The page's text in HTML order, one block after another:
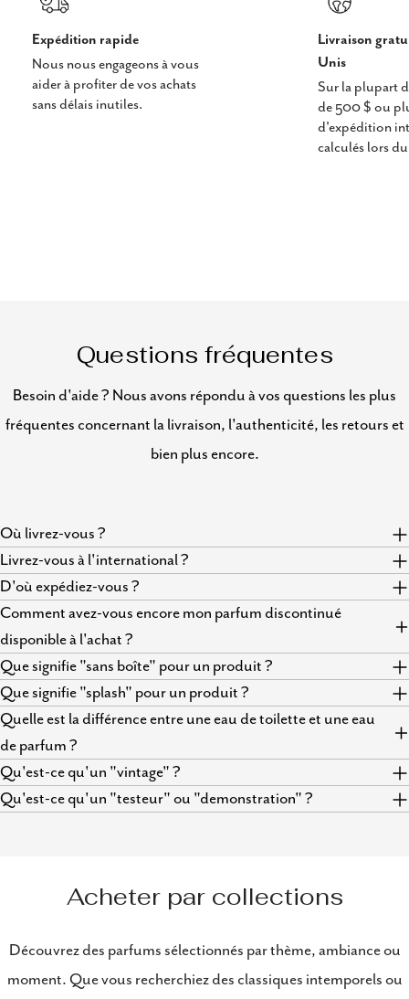
Expédition rapide
Nous nous engageons à vous
aider à profiter de vos achats
sans délais inutiles.
Livraison
Unis
Sur la plupart
de 500 $ ou
d'expédition
calculés lors
Questions fréquentes
Besoin d'aide ? Nous avons répondu à vos questions les plus
fréquentes concernant la livraison, l'authenticité, les retours et
bien plus encore.
Où livrez-vous ?
Livrez-vous à l'international ?
D'où expédiez-vous ?
Comment avez-vous encore mon parfum discontinué
disponible à l'achat ?
Que signifie "sans boîte" pour un produit ?
Que signifie "splash" pour un produit ?
Quelle est la différence entre une eau de toilette et une eau
de parfum ?
Qu'est-ce qu'un "vintage" ?
Qu'est-ce qu'un "testeur" ou "demonstration" ?
Acheter par collections
Découvrez des parfums sélectionnés par thème, ambiance ou
moment. Que vous recherchiez des classiques intemporels ou